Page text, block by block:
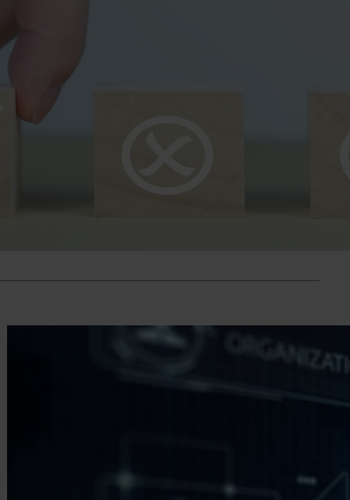
Tämä tarkoittaa, että HR ja esihenkilöt
seulontaan ja haastatteluihin,…